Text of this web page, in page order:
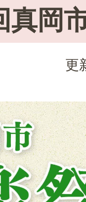
真岡
更